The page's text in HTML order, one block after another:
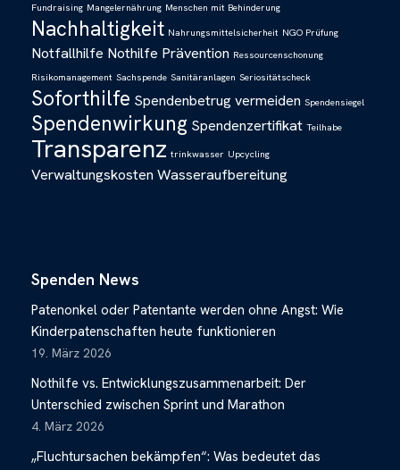
Fundraising Mangelernährung Menschen mit Behinderung
Nachhaltigkeit Nahrungsmittelsicherheit NGO Prüfung
Notfallhilfe Nothilfe Prävention Ressourcenschonung
Risikomanagement Sachspende Sanitäranlagen Seriositätscheck
Soforthilfe Spendenbetrug vermeiden Spendensiegel
Spendenwirkung Spendenzertifikat Teilhabe
Transparenz trinkwasser Upcycling
Verwaltungskosten Wasseraufbereitung
Spenden News
Patenonkel oder Patentante werden ohne Angst: Wie
Kinderpatenschaften heute funktionieren
19. März 2026
Nothilfe vs. Entwicklungszusammenarbeit: Der
Unterschied zwischen Sprint und Marathon
4. März 2026
„Fluchtursachen bekämpfen“: Was bedeutet das